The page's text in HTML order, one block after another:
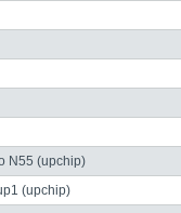
N55 (upchip)
(upchip)